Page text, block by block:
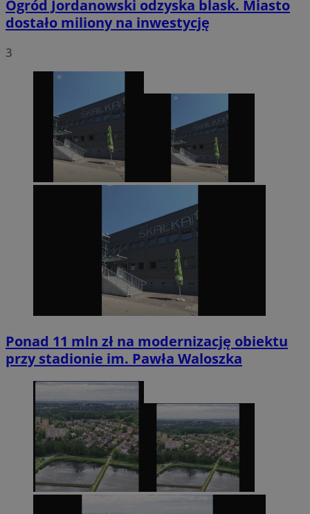
Ogród Jordanowski odzyska blask. Miasto
dostało miliony na inwestycję
3
Ponad 11 mln zł na modernizację obiektu
przy stadionie im. Pawła Waloszka